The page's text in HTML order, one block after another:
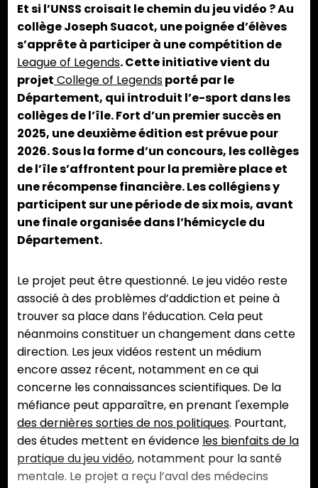
Et si l’UNSS croisait le chemin du jeu vidéo ? Au
collège Joseph Suacot, une poignée d’élèves
s’apprête à participer à une compétition de
League of Legends. Cette initiative vient du
projet College of Legendsporté par le
Département, qui introduit l’e-sport dans les
collèges de l’île. Fort d’un premier succès en
2025, une deuxième édition est prévue pour
2026. Sous la forme d’un concours, les collèges
de l’île s’affrontent pour la première place et
une récompense financière. Les collégiens y
participent sur une période de six mois, avant
une finale organisée dans l’hémicycle du
Département.
Le projet peut être questionné. Le jeu vidéo reste
associé à des problèmes d’addiction et peine à
trouver sa place dans l’éducation. Cela peut
néanmoins constituer un changement dans cette
direction. Les jeux vidéos restent un médium
encore assez récent, notamment en ce qui
concerne les connaissances scientifiques. De la
méfiance peut apparaître, en prenant l'exemple
des dernières sorties de nos politiques. Pourtant,
des études mettent en évidence les bienfaits de la
pratique du jeu vidéo, notamment pour la santé
mentale. Le projet a reçu l’aval des médecins